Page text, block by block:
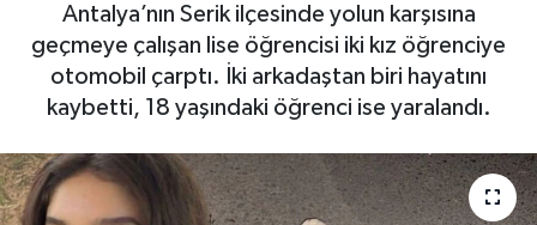
Antalya’nın Serik ilçesinde yolun karşısına
geçmeye çalışan lise öğrencisi iki kız öğrenciye
otomobil çarptı. İki arkadaştan biri hayatını
kaybetti, 18 yaşındaki öğrenci ise yaralandı.
Künye
Son Dakika Haberleri
Haber Arşivi